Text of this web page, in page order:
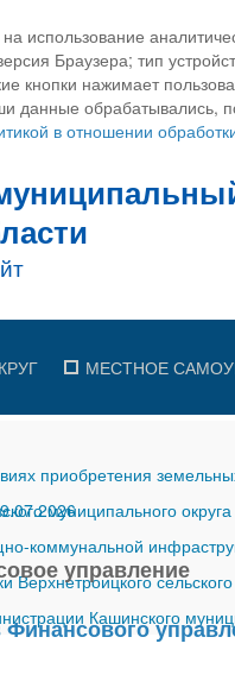
использование
Браузера; тип
кнопки нажимает
данные обрабатывались,
в отношении
МЕСТНОЕ
приобретения
муниципального
коммунальной
Верхнетроицкого
Кашинского
управление
Финансового